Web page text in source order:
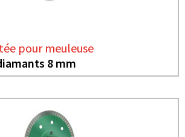
pour meuleuse
8 mm